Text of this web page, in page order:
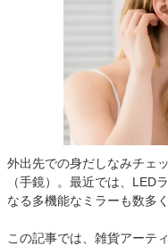
外出先での身だしなみチェ
（手鏡）。最近では、LED
なる多機能なミラーも数多
この記事では、雑貨アーテ